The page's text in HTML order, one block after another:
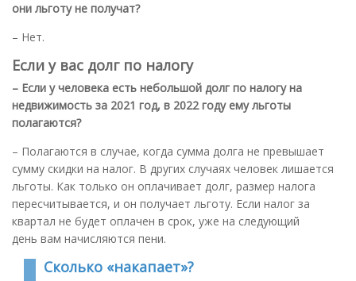
они льготу не получат?
– Нет.
Если у вас долг по налогу
– Если у человека есть небольшой долг по налогу на
недвижимость за 2021 год, в 2022 году ему льготы
полагаются?
– Полагаются в случае, когда сумма долга не превышает
сумму скидки на налог. В других случаях человек лишается
льготы. Как только он оплачивает долг, размер налога
пересчитывается, и он получает льготу. Если налог за
квартал не будет оплачен в срок, уже на следующий
день вам начисляются пени.
Сколько «накапает»?